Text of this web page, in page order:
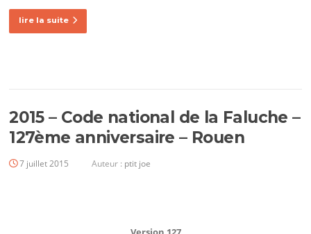
lire la suite
2015 – Code national de la Faluche –
127ème anniversaire – Rouen
7 juillet 2015 Auteur : ptit joe